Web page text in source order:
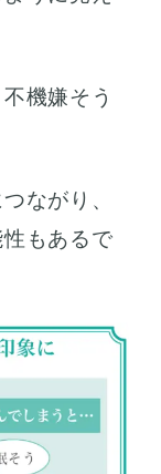
機嫌そう
ながり、
もあるで